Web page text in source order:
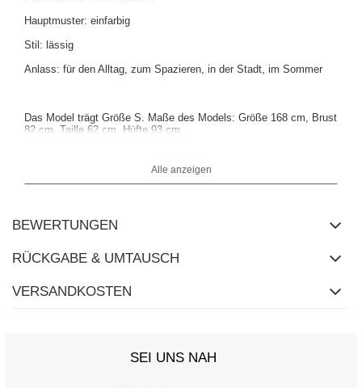
Hauptmuster: einfarbig
Stil: lässig
Anlass: für den Alltag, zum Spazieren, in der Stadt, im Sommer
Das Model trägt Größe S. Maße des Models: Größe 168 cm, Brust
82 cm, Taille 62 cm, Hüfte 93 cm.
Alle anzeigen
BEWERTUNGEN
RÜCKGABE & UMTAUSCH
VERSANDKOSTEN
SEI UNS NAH